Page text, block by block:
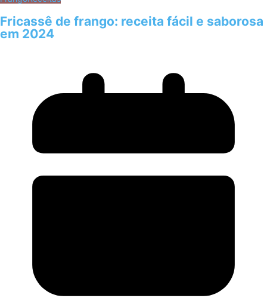
Fricassê de frango: receita fácil e saborosa
em 2024